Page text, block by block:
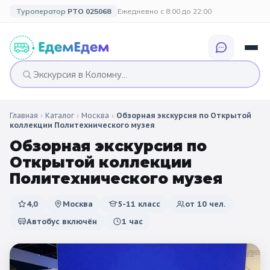
Туроператор РТО 025068 Ежедневно с 8:00 до 22:00
🎉 ПО ПРАЗДНИКАМ
Все праздники
🔔 1 сентября
🎄 Новогодние
🥞 Масленица
🗓️ ПО КАНИКУЛАМ
🍂 Осенние
❄️ Зимние
🌸 Весенние
🗓️ ПО ДЛИТЕЛЬНОСТИ
Однодневные
2 дня / 1 ночь
3 дня и больше
🎉 СОБЫТИЙНЫЕ
каникулы
🎄 Новогодние
туры
Главная › Каталог › Москва › Обзорная экскурсия по Открытой
коллекции Политехнического музея
Обзорная экскурсия по
Открытой коллекции
Политехнического музея
4,0 Москва 5-11 класс от 10 чел.
Автобус включён
1 час